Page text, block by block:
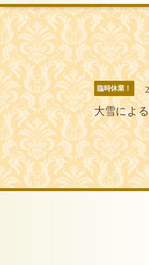
臨時休業！
大雪によ